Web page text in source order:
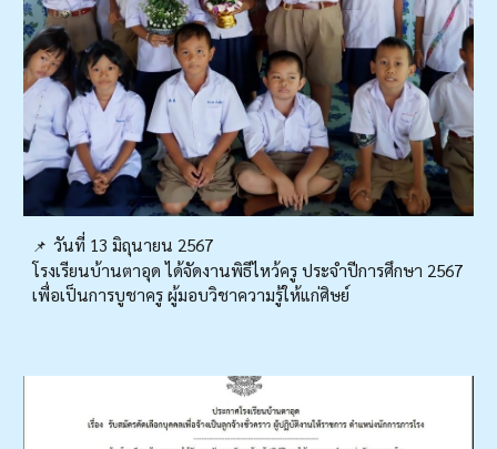
📌วันที่ 13 มิถุนายน 2567
โรงเรียนบ้านตาอุด ได้จัดงานพิธีไหว้ครู ประจำปีการศึกษา 2567
เพื่อเป็นการบูชาครู ผู้มอบวิชาความรู้ให้แก่ศิษย์